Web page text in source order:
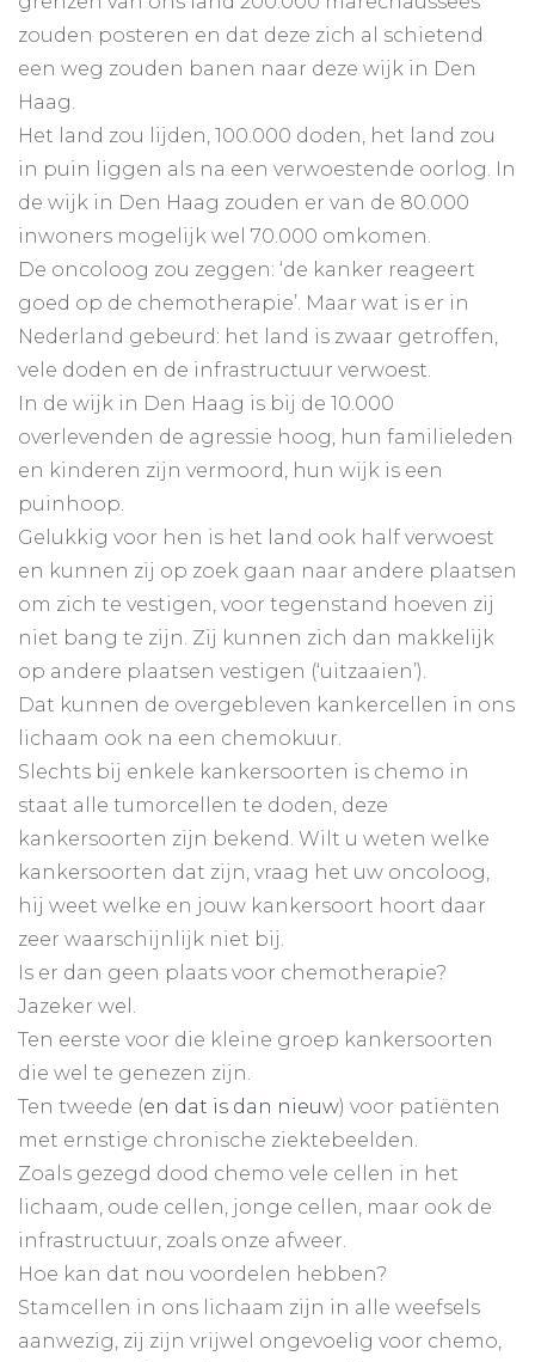
zouden posteren en dat deze zich al schietend
een weg zouden banen naar deze wijk in Den
Haag.
Het land zou lijden, 100.000 doden, het land zou
in puin liggen als na een verwoestende oorlog. In
de wijk in Den Haag zouden er van de 80.000
inwoners mogelijk wel 70.000 omkomen.
De oncoloog zou zeggen: ‘de kanker reageert
goed op de chemotherapie’. Maar wat is er in
Nederland gebeurd: het land is zwaar getroffen,
vele doden en de infrastructuur verwoest.
In de wijk in Den Haag is bij de 10.000
overlevenden de agressie hoog, hun familieleden
en kinderen zijn vermoord, hun wijk is een
puinhoop.
Gelukkig voor hen is het land ook half verwoest
en kunnen zij op zoek gaan naar andere plaatsen
om zich te vestigen, voor tegenstand hoeven zij
niet bang te zijn. Zij kunnen zich dan makkelijk
op andere plaatsen vestigen (‘uitzaaien’).
Dat kunnen de overgebleven kankercellen in ons
lichaam ook na een chemokuur.
Slechts bij enkele kankersoorten is chemo in
staat alle tumorcellen te doden, deze
kankersoorten zijn bekend. Wilt u weten welke
kankersoorten dat zijn, vraag het uw oncoloog,
hij weet welke en jouw kankersoort hoort daar
zeer waarschijnlijk niet bij.
Is er dan geen plaats voor chemotherapie?
Jazeker wel.
Ten eerste voor die kleine groep kankersoorten
die wel te genezen zijn.
Ten tweede (en dat is dan nieuw) voor patiënten
met ernstige chronische ziektebeelden.
Zoals gezegd dood chemo vele cellen in het
lichaam, oude cellen, jonge cellen, maar ook de
infrastructuur, zoals onze afweer.
Hoe kan dat nou voordelen hebben?
Stamcellen in ons lichaam zijn in alle weefsels
aanwezig, zij zijn vrijwel ongevoelig voor chemo,